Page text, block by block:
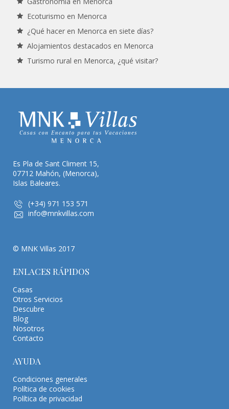
Ecoturismo en Menorca
¿Qué hacer en Menorca en siete días?
Alojamientos destacados en Menorca
Turismo rural en Menorca, ¿qué visitar?
Es Pla de Sant Climent 15,
07712 Mahón, (Menorca),
Islas Baleares.
(+34) 971 153 571
info@mnkvillas.com
© MNK Villas 2017
ENLACES RÁPIDOS
Casas
Otros Servicios
Descubre
Blog
Nosotros
Contacto
AYUDA
Condiciones generales
Política de cookies
Política de privacidad